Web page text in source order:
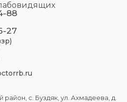
88
27
район, с. Буздяк, ул. Ахмадеева, д.